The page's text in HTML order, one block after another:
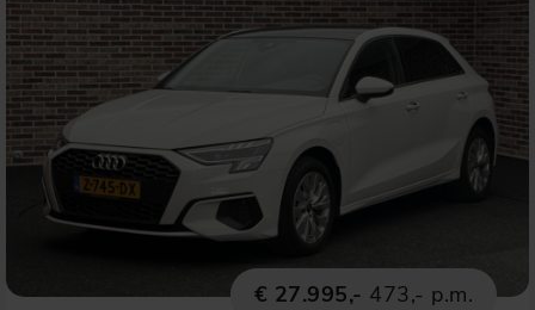
€ 27.995,- 473,- p.m.